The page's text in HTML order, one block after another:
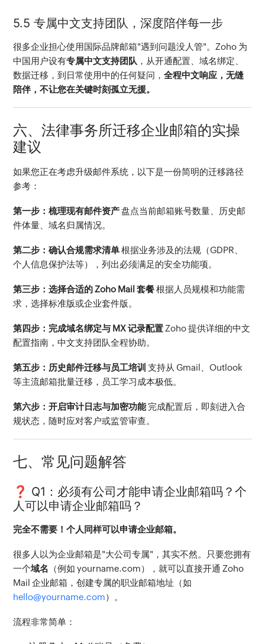
5.5 专属中文支持团队，深度陪伴每一步
很多企业担心使用国际品牌邮箱"遇到问题没人管"。Zoho 为
中国用户设有专属中文支持团队 ，从开通配置、域名绑定、
数据迁移，到日常使用中的任何疑问，全程中文响应，无缝
陪伴，不让您在关键时刻孤立无援。
六、法律事务所迁移企业邮箱的实操
建议
如果您正在考虑升级邮件系统，以下是一份简明的迁移路径
参考：
第一步：梳理现有邮件资产 盘点当前邮箱账号数量、历史邮
件体量、域名归属情况。
第二步：确认合规需求清单 根据业务涉及的法规（GDPR、
个人信息保护法等），列出必须满足的安全功能项。
第三步：选择合适的 Zoho Mail 套餐 根据人员规模和功能需
求，选择标准版或企业套件版。
第四步：完成域名绑定与 MX 记录配置 Zoho 提供详细的中文
配置指南，中文支持团队全程协助。
第五步：历史邮件迁移与员工培训 支持从 Gmail、Outlook
等主流邮箱批量迁移，员工学习成本极低。
第六步：开启审计日志与加密功能 完成配置后，即刻进入合
规状态，随时应对客户或监管审查。
七、常见问题解答
❓ Q1：必须有公司才能申请企业邮箱吗？个
人可以申请企业邮箱吗？
完全不需要！个人同样可以申请企业邮箱。
很多人以为企业邮箱是"大公司专属"，其实不然。只要您拥有
一个域名 （例如 yourname.com），就可以直接开通 Zoho
hello@yourname.com）。
流程非常简单：